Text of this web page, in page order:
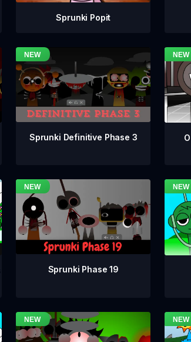
Sprunki Popit
Sprunki Definitive Phase 3
Sprunki Phase 19